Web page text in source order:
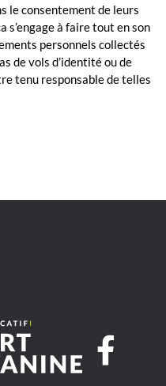
le consentement de leurs
s’engage à faire tout en son
personnels collectés
de vols d’identité ou de
tenu responsable de telles